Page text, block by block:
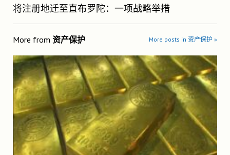
将注册地迁至直布罗陀：一项战略举措
More from 资产保护 More posts in 资产保护 »